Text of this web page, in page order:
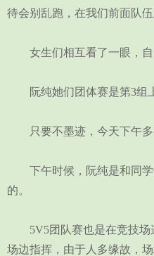
待会别乱跑，在我们前面队
女生们相互看了一眼，自
阮纯她们团体赛是第3组上
只要不墨迹，今天下午多
下午时候，阮纯是和同学
的。
5V5团队赛也是在竞技场
场边指挥，由于人多缘故，